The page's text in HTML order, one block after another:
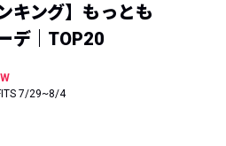
キング】もっとも
デ｜TOP20
7/29~8/4